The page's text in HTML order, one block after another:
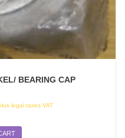
BEARING CAP
legal taxes VAT